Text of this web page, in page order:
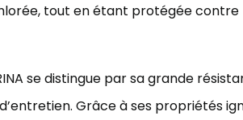
tout en étant protégée contre
se distingue par sa grande
Grâce à ses propriétés